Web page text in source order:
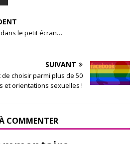
le petit écran…
SUIVANT
choisir parmi plus de 50
et orientations sexuelles !
COMMENTER